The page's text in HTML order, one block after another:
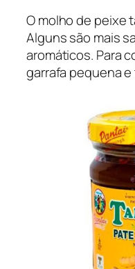
O molho de peixe
Alguns são mais
aromáticos. Para
garrafa pequena